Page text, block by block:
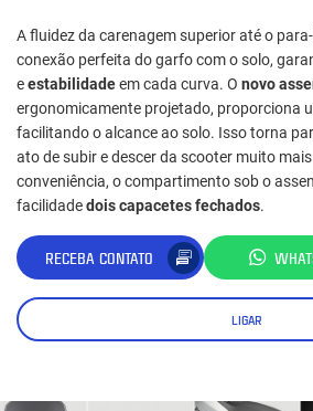
A fluidez da carenagem superior até o
conexão perfeita do garfo com o solo,
eestabilidadeem cada curva. O novo
ergonomicamente projetado, proporciona
facilitando o alcance ao solo. Isso torna
ato de subir e descer da scooter muito
conveniência, o compartimento sob o
facilidadedois capacetes fechados.
RECEBA CONTATO
LIGAR